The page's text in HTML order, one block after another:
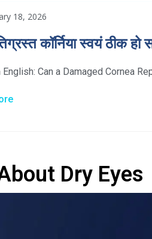
18, 2026
कॉर्निया स्वयं ठीक
Can a Damaged Cornea
Dry Eyes